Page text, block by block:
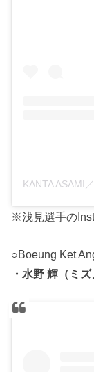
※浅見選手の
○Boeung Ket
・水野 輝（ミ